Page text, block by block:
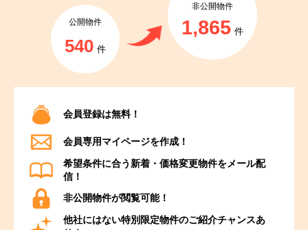
公開物件
540 件
非公開物件
1,865 件
会員登録は無料！
会員専用マイページを作成！
希望条件に合う新着・価格変更物件をメール配
信！
非公開物件が閲覧可能！
他社にはない特別限定物件のご紹介チャンスあ